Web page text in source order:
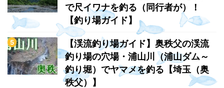
で尺イワナを釣る（同行者が）！
【釣り場ガイド】
【渓流釣り場ガイド】奥秩父の渓流
釣り場の穴場・浦山川（浦山ダム～
釣り堀）でヤマメを釣る【埼玉（奥
秩父）】